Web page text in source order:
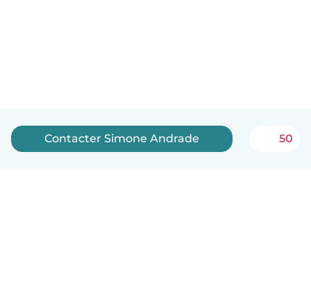
Contacter Simone Andrade 50